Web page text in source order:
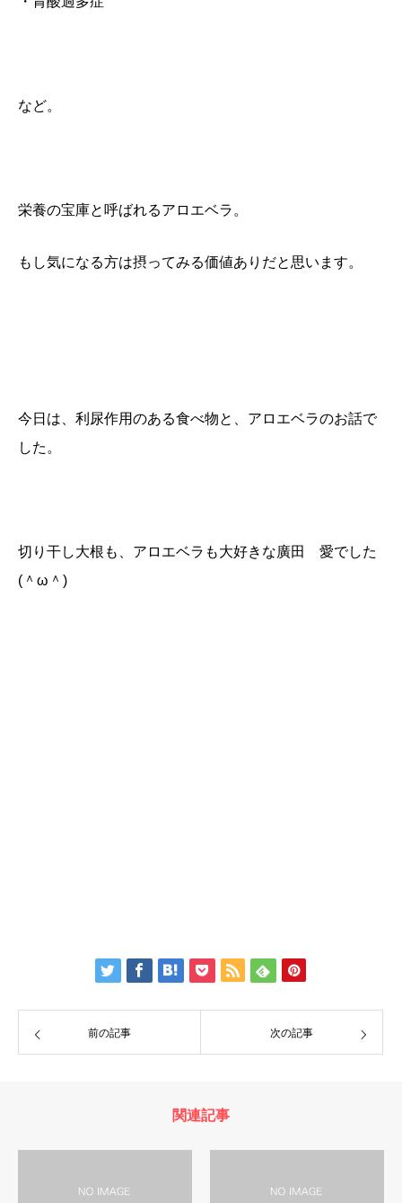
など。
栄養の宝庫と呼ばれるアロエベラ。
もし気になる方は摂ってみる価値ありだと思います。
今日は、利尿作用のある食べ物と、アロエベラのお話で
した。
切り干し大根も、アロエベラも大好きな廣田 愛でした
(＾ω＾)
前の記事 次の記事
関連記事